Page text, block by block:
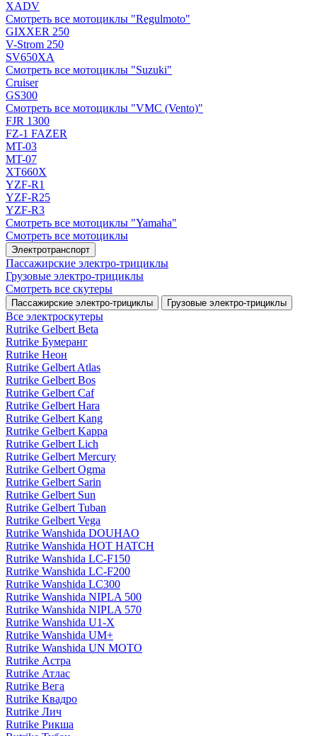
XADV
Смотреть все мотоциклы "Regulmoto"
GIXXER 250
V-Strom 250
SV650XA
Смотреть все мотоциклы "Suzuki"
Cruiser
GS300
Смотреть все мотоциклы "VMC (Vento)"
FJR 1300
FZ-1 FAZER
MT-03
MT-07
XT660X
YZF-R1
YZF-R25
YZF-R3
Смотреть все мотоциклы "Yamaha"
Смотреть все мотоциклы
Электротранспорт
Пассажирские электро‑трициклы
Грузовые электро‑трициклы
Смотреть все скутеры
Пассажирские электро‑трициклы Грузовые электро‑трициклы
Все электро­скутеры
Rutrike Gelbert Beta
Rutrike Бумеранг
Rutrike Неон
Rutrike Gelbert Atlas
Rutrike Gelbert Bos
Rutrike Gelbert Caf
Rutrike Gelbert Hara
Rutrike Gelbert Kang
Rutrike Gelbert Kappa
Rutrike Gelbert Lich
Rutrike Gelbert Mercury
Rutrike Gelbert Ogma
Rutrike Gelbert Sarin
Rutrike Gelbert Sun
Rutrike Gelbert Tuban
Rutrike Gelbert Vega
Rutrike Wanshida DOUHAO
Rutrike Wanshida HOT HATCH
Rutrike Wanshida LC-F150
Rutrike Wanshida LC-F200
Rutrike Wanshida LC300
Rutrike Wanshida NIPLA 500
Rutrike Wanshida NIPLA 570
Rutrike Wanshida U1-X
Rutrike Wanshida UM+
Rutrike Wanshida UN MOTO
Rutrike Астра
Rutrike Атлас
Rutrike Вега
Rutrike Квадро
Rutrike Лич
Rutrike Рикша